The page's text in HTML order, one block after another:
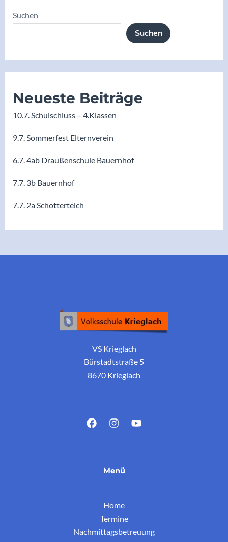
Suchen
Suchen
Neueste Beiträge
10.7. Schulschluss – 4.Klassen
9.7. Sommerfest Elternverein
6.7. 4ab Draußenschule Bauernhof
7.7. 3b Bauernhof
7.7. 2a Schotterteich
VS Krieglach
Bürstadtstraße 5
8670 Krieglach
Menü
Home
Termine
Nachmittagsbetreuung